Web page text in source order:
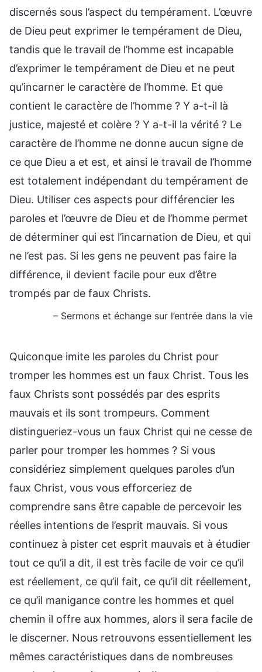
discernés sous l’aspect du tempérament. L’œuvre
de Dieu peut exprimer le tempérament de Dieu,
tandis que le travail de l’homme est incapable
d’exprimer le tempérament de Dieu et ne peut
qu’incarner le caractère de l’homme. Et que
contient le caractère de l’homme ? Y a-t-il là
justice, majesté et colère ? Y a-t-il la vérité ? Le
caractère de l’homme ne donne aucun signe de
ce que Dieu a et est, et ainsi le travail de l’homme
est totalement indépendant du tempérament de
Dieu. Utiliser ces aspects pour différencier les
paroles et l’œuvre de Dieu et de l’homme permet
de déterminer qui est l’incarnation de Dieu, et qui
ne l’est pas. Si les gens ne peuvent pas faire la
différence, il devient facile pour eux d’être
trompés par de faux Christs.
– Sermons et échange sur l’entrée dans la vie
Quiconque imite les paroles du Christ pour
tromper les hommes est un faux Christ. Tous les
faux Christs sont possédés par des esprits
mauvais et ils sont trompeurs. Comment
distingueriez-vous un faux Christ qui ne cesse de
parler pour tromper les hommes ? Si vous
considériez simplement quelques paroles d’un
faux Christ, vous vous efforceriez de
comprendre sans être capable de percevoir les
réelles intentions de l’esprit mauvais. Si vous
continuez à pister cet esprit mauvais et à étudier
tout ce qu’il a dit, il est très facile de voir ce qu’il
est réellement, ce qu’il fait, ce qu’il dit réellement,
ce qu’il manigance contre les hommes et quel
chemin il offre aux hommes, alors il sera facile de
le discerner. Nous retrouvons essentiellement les
mêmes caractéristiques dans de nombreuses